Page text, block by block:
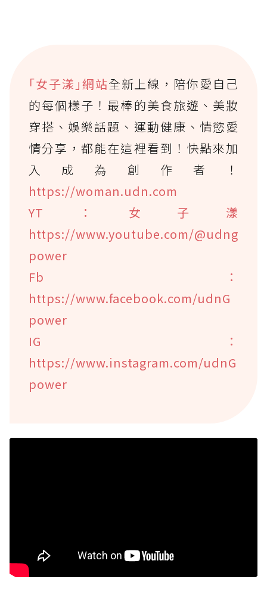
｢女子漾｣網站全新上線，陪你愛自己
的每個樣子！最棒的美食旅遊、美妝
穿搭、娛樂話題、運動健康、情慾愛
情分享，都能在這裡看到！快點來加
入成為創作者！
https://woman.udn.com
YT：女子漾
https://www.youtube.com/@udng
power
Fb：
https://www.facebook.com/udnG
power
IG：
https://www.instagram.com/udnG
power